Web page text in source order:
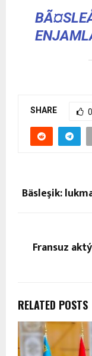
SHARE 0
Bäsleşik:
Fransuz
RELATED POSTS